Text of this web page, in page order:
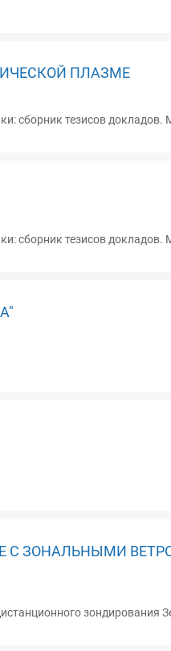
ПЛАЗМЕ
сборник тезисов
сборник тезисов
С ЗОНАЛЬНЫМИ
зондирования